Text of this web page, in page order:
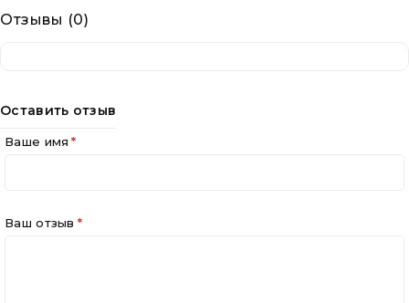
Отзывы (0)
Оставить отзыв
Ваше имя
Ваш отзыв